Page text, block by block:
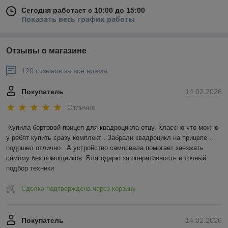
Сегодня работает с 10:00 до 15:00
Показать весь график работы
Отзывы о магазине
120 отзывов за всё время
14.02.2026
Покупатель
Отлично
Купила бортовой прицеп для квадроцикла отцу. Классно что можно
у ребят купить сразу комплект . Забрали квадроцикл на прицепе ..
подошел отлично.  А устройство самосвала помогает заезжать
самому без помощников. Благодарю за оперативность и точный
подбор техники
Сделка подтверждена через корзину
14.02.2026
Покупатель